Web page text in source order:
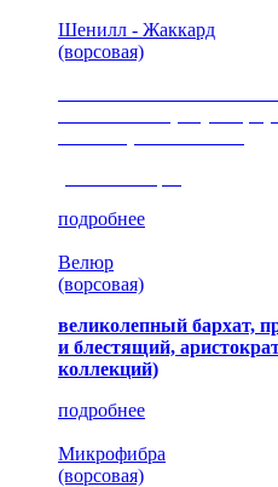
Шенилл - Жаккард
(ворсовая)
подробнее
Велюр
(ворсовая)
великолепный бархат,
и блестящий,
коллекций)
подробнее
Микрофибра
(ворсовая)